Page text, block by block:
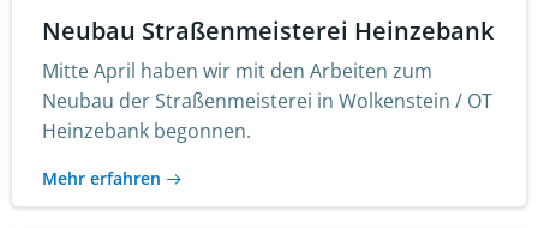
Neubau Straßenmeisterei Heinzebank
Mitte April haben wir mit den Arbeiten zum
Neubau der Straßenmeisterei in Wolkenstein / OT
Heinzebank begonnen.
Mehr erfahren